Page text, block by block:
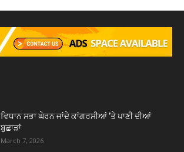
ਵਿਧਾਨ ਸਭਾ ਘੇਰਨ ਜਾਂਦੇ ਕਾਂਗਰਸੀਆਂ ’ਤੇ ਪਾਣੀ ਦੀਆਂ
ਬੁਛਾੜਾਂ
March 7, 2026